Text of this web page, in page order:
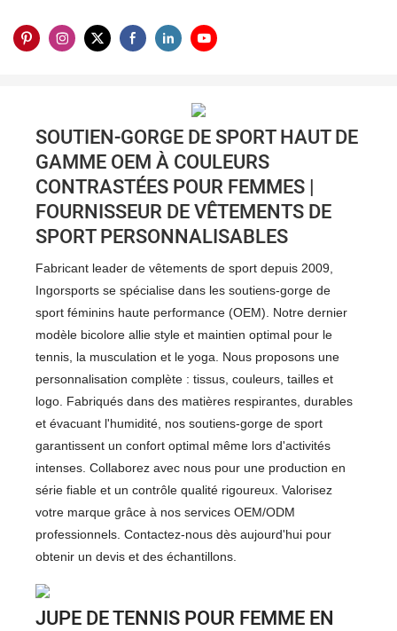
SOUTIEN-GORGE DE SPORT HAUT DE
GAMME OEM À COULEURS
CONTRASTÉES POUR FEMMES |
FOURNISSEUR DE VÊTEMENTS DE
SPORT PERSONNALISABLES
Fabricant leader de vêtements de sport depuis 2009,
Ingorsports se spécialise dans les soutiens-gorge de
sport féminins haute performance (OEM). Notre dernier
modèle bicolore allie style et maintien optimal pour le
tennis, la musculation et le yoga. Nous proposons une
personnalisation complète : tissus, couleurs, tailles et
logo. Fabriqués dans des matières respirantes, durables
et évacuant l'humidité, nos soutiens-gorge de sport
garantissent un confort optimal même lors d'activités
intenses. Collaborez avec nous pour une production en
série fiable et un contrôle qualité rigoureux. Valorisez
votre marque grâce à nos services OEM/ODM
professionnels. Contactez-nous dès aujourd'hui pour
obtenir un devis et des échantillons.
JUPE DE TENNIS POUR FEMME EN